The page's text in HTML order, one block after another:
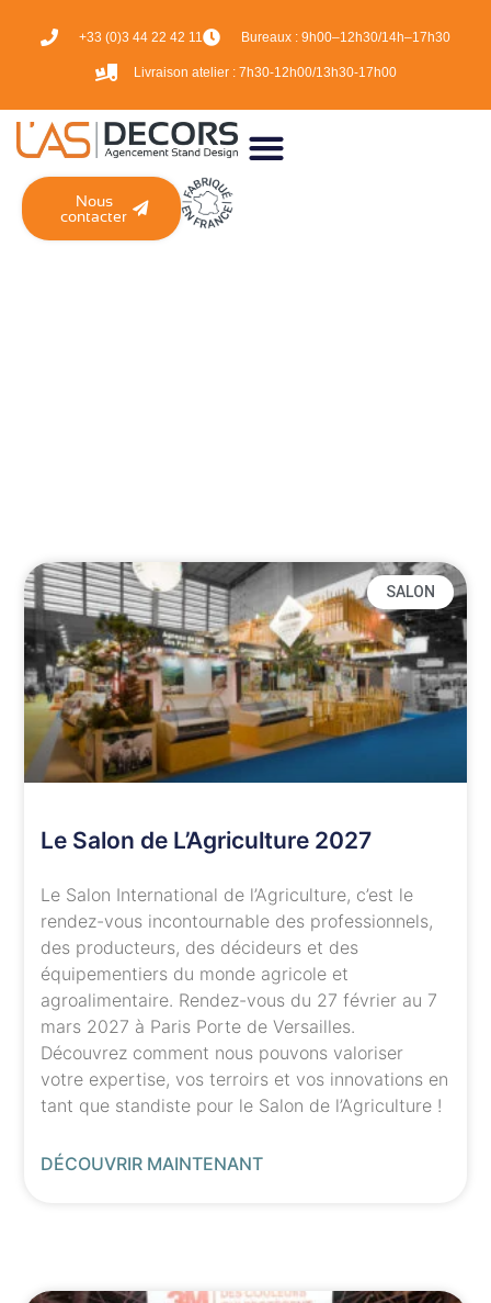
+33 (0)3 44 22 42 11 Bureaux : 9h00–12h30/14h–17h30
Livraison atelier : 7h30-12h00/13h30-17h00
Nous
contacter
SALON
Le Salon de L’Agriculture 2027
Le Salon International de l’Agriculture, c’est le
rendez-vous incontournable des professionnels,
des producteurs, des décideurs et des
équipementiers du monde agricole et
agroalimentaire. Rendez-vous du 27 février au 7
mars 2027 à Paris Porte de Versailles.
Découvrez comment nous pouvons valoriser
votre expertise, vos terroirs et vos innovations en
tant que standiste pour le Salon de l’Agriculture !
DÉCOUVRIR MAINTENANT